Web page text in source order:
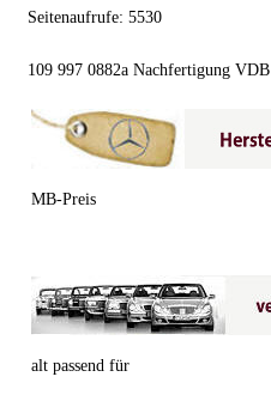
Seitenaufrufe: 5530
109 997 0882a Nachfertigung VDB
MB-Preis
alt passend für